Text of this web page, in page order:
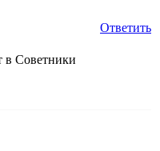
Ответить
в Советники